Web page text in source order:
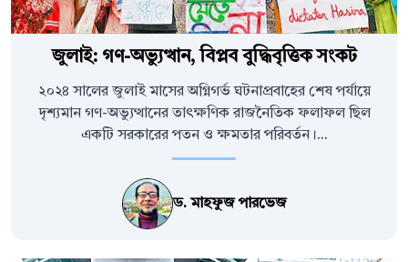
জুলাই: গণ-অভ্যুত্থান, বিপ্লব বুদ্ধিবৃত্তিক সংকট
২০২৪ সালের জুলাই মাসের অগ্নিগর্ভ ঘটনাপ্রবাহের শেষ পর্যায়ে
দৃশ্যমান গণ-অভ্যুত্থানের তাৎক্ষণিক রাজনৈতিক ফলাফল ছিল
একটি সরকারের পতন ও ক্ষমতার পরিবর্তন।...
ড. মাহফুজ পারভেজ